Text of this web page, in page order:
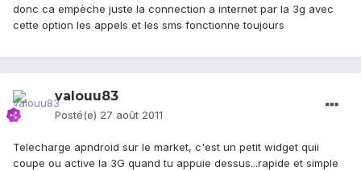
donc ca empèche juste la connection a internet par la 3g avec
cette option les appels et les sms fonctionne toujours
valouu83
Posté(e) 27 août 2011
Telecharge apndroid sur le market, c'est un petit widget quii
coupe ou active la 3G quand tu appuie dessus...rapide et simple